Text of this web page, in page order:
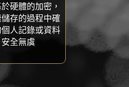
硬體的加密，
存的過程中確
人記錄或資料
安全無虞